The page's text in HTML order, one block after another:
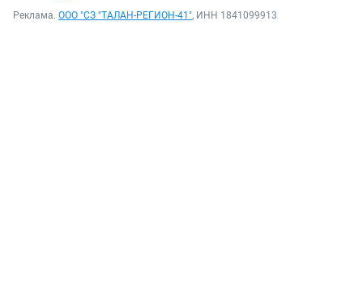
Реклама. ООО "СЗ "ТАЛАН-РЕГИОН-41", ИНН 1841099913